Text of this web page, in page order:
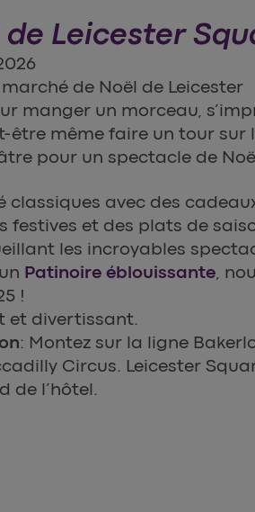
Leicester
de Noël de Leicester
manger un morceau,
être même faire un tour sur
pour un spectacle de
classiques avec des
et des plats de
les incroyables
Patinoire éblouissante,
!
et divertissant.
: Montez sur la ligne
Circus. Leicester
de l’hôtel.